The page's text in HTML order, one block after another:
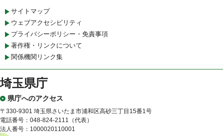
サイトマップ
ウェブアクセシビリティ
プライバシーポリシー・免責事項
著作権・リンクについて
関係機関リンク集
埼玉県庁
県庁へのアクセス
〒330-9301 埼玉県さいたま市浦和区高砂三丁目15番1号
電話番号：048-824-2111（代表）
法人番号：1000020110001